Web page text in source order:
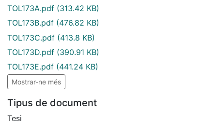
TOL173A.pdf (313.42 KB)
TOL173B.pdf (476.82 KB)
TOL173C.pdf (413.8 KB)
TOL173D.pdf (390.91 KB)
TOL173E.pdf (441.24 KB)
Mostrar-ne més
Tipus de document
Tesi